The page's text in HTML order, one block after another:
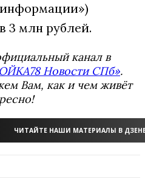
3 млн рублей.
канал в
Новости СПб».
Вам, как и чем живёт
ЧИТАЙТЕ НАШИ МАТЕРИАЛЫ В